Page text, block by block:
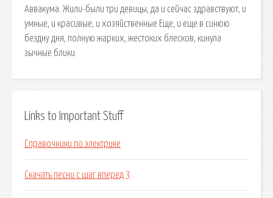
Аввакума. Жили-были три девицы, да и сейчас здравствуют, и
умные, и красивые, и хозяйственные Еще, и еще в синюю
бездну дня, полную жарких, жестоких блесков, кинула
зычные блики.
Links to Important Stuff
Справочники по электрике
Скачать песни с шаг вперед 3